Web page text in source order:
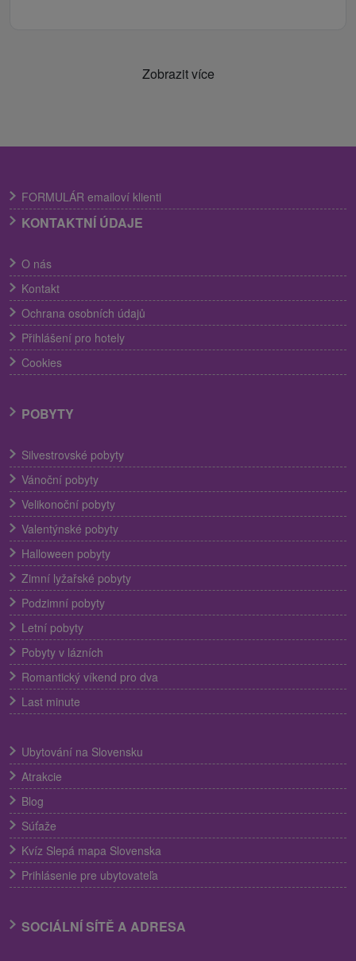
Zobrazit více
FORMULÁR emailoví klienti
KONTAKTNÍ ÚDAJE
O nás
Kontakt
Ochrana osobních údajů
Přihlášení pro hotely
Cookies
POBYTY
Silvestrovské pobyty
Vánoční pobyty
Velikonoční pobyty
Valentýnské pobyty
Halloween pobyty
Zimní lyžařské pobyty
Podzimní pobyty
Letní pobyty
Pobyty v lázních
Romantický víkend pro dva
Last minute
Ubytování na Slovensku
Atrakcie
Blog
Súťaže
Kvíz Slepá mapa Slovenska
Prihlásenie pre ubytovateľa
SOCIÁLNÍ SÍTĚ A ADRESA